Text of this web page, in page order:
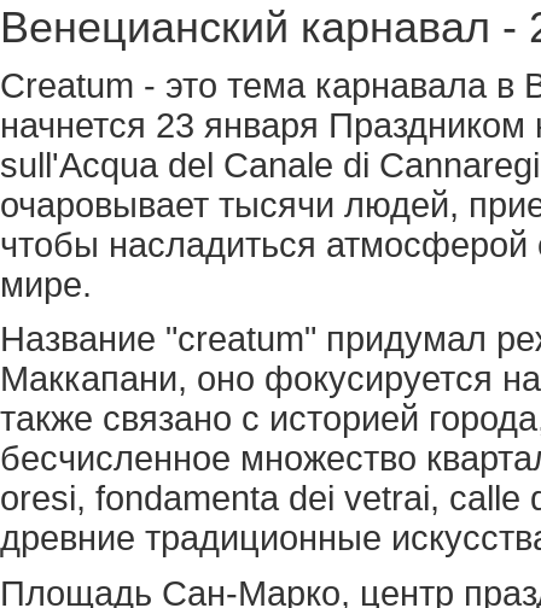
Венецианский карнавал -
Сreatum - это тема карнавала в
начнется 23 января
sull'Acqua del Canale di
очаровывает тысячи людей,
чтобы насладиться атмосферой
мире.
Название "creatum" придумал
Маккапани, оно фокусируется
также связано с историей
бесчисленное множество
oresi, fondamenta dei vetrai, calle
древние традиционные
Площадь Сан-Марко, центр